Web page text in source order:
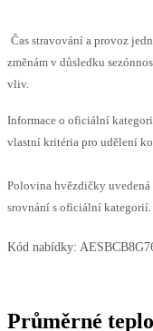
Čas stravování a provoz
změnám v důsledku
vliv.
Informace o oficiální
vlastní kritéria pro udělení
Polovina hvězdičky
srovnání s oficiální kategorií.
Kód nabídky:
Průměrné